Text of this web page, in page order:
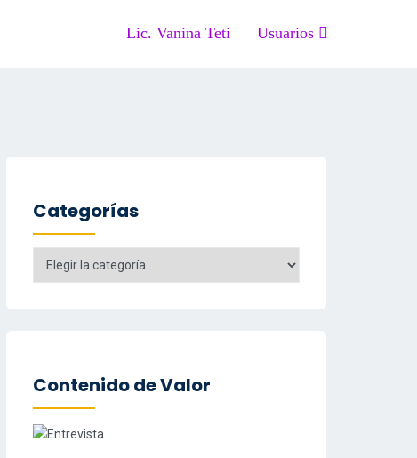
Lic. Vanina Teti Usuarios
Categorías
Categorías
Contenido de Valor